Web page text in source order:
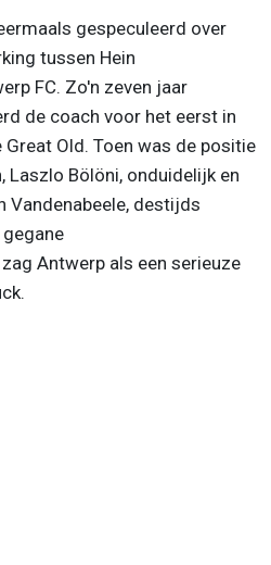
gespeculeerd over
tussen Hein
FC. Zo'n zeven jaar
de coach voor het eerst in
Old. Toen was de positie
Laszlo Bölöni, onduidelijk en
Vandenabeele, destijds
zag Antwerp als een serieuze